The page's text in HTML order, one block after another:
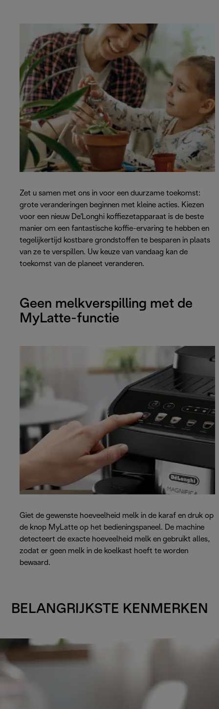
Zet u samen met ons in voor een duurzame toekomst:
grote veranderingen beginnen met kleine acties. Kiezen
voor een nieuw De'Longhi koffiezetapparaat is de beste
manier om een fantastische koffie-ervaring te hebben en
tegelijkertijd kostbare grondstoffen te besparen in plaats
van ze te verspillen. Uw keuze van vandaag kan de
toekomst van de planeet veranderen.
Geen melkverspilling met de
MyLatte-functie
Giet de gewenste hoeveelheid melk in de karaf en druk op
de knop MyLatte op het bedieningspaneel. De machine
detecteert de exacte hoeveelheid melk en gebruikt alles,
zodat er geen melk in de koelkast hoeft te worden
bewaard.
BELANGRIJKSTE KENMERKEN